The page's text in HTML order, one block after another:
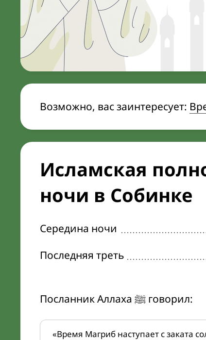
Возможно, вас заинтересует:
Исламская
ночи в Собинке
Середина ночи
Последняя треть
Посланник Аллаха ﷺ говорил:
«Время Магриб наступает с заката